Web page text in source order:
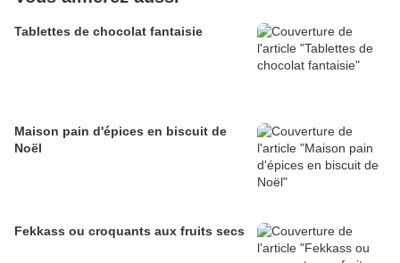
Tablettes de chocolat fantaisie
Maison pain d'épices en biscuit de
Noël
Fekkass ou croquants aux fruits secs